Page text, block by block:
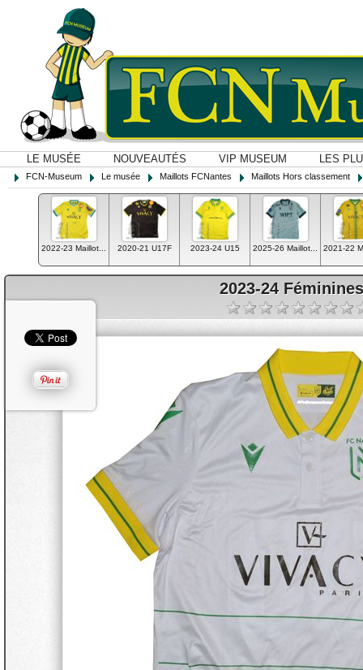
LE MUSÉE NOUVEAUTÉS VIP MUSEUM LES
FCN-Museum Le musée Maillots FCNantes Maillots Hors classement
2022-23 Maillot... 2020-21 U17F 2023-24 U15 2025-26 Maillot... 2021-22
2023-24